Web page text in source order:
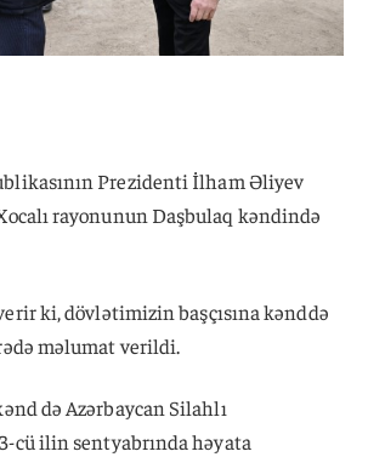
Prezidenti İlham Əliyev
rayonunun Daşbulaq kəndində
ki, dövlətimizin başçısına kənddə
məlumat verildi.
də Azərbaycan Silahlı
cü ilin sentyabrında həyata